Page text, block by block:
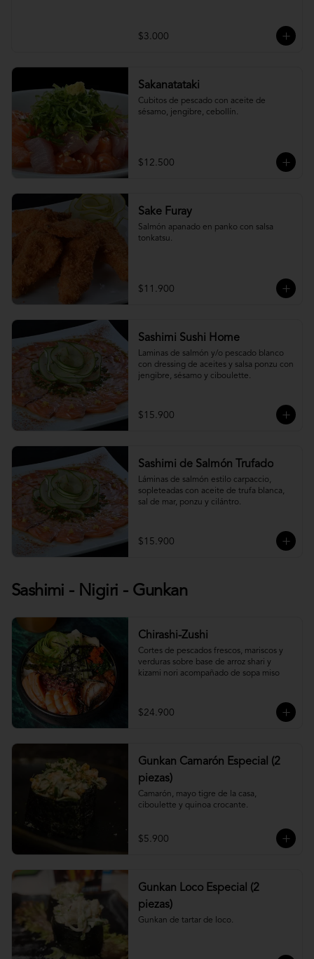
$3.000
Sakanatataki
Cubitos de pescado con aceite de
sésamo, jengibre, cebollín.
$12.500
Sake Furay
Salmón apanado en panko con salsa
tonkatsu.
$11.900
Sashimi Sushi Home
Laminas de salmón y/o pescado blanco
con dressing de aceites y salsa ponzu con
jengibre, sésamo y ciboulette.
$15.900
Sashimi de Salmón Trufado
Láminas de salmón estilo carpaccio,
sopleteadas con aceite de trufa blanca,
sal de mar, ponzu y cilántro.
$15.900
Sashimi - Nigiri - Gunkan
Chirashi-Zushi
Cortes de pescados frescos, mariscos y
verduras sobre base de arroz shari y
kizami nori acompañado de sopa miso
$24.900
Gunkan Camarón Especial (2
piezas)
Camarón, mayo tigre de la casa,
ciboulette y quinoa crocante.
$5.900
Gunkan Loco Especial (2
piezas)
Gunkan de tartar de loco.